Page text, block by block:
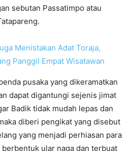
sebutan Passatimpo atau
Menistakan Adat Toraja,
Panggil Empat Wisatawan
pusaka yang dikeramatkan
dapat digantungi sejenis jimat
Badik tidak mudah lepas dan
diberi pengikat yang disebut
yang menjadi perhiasan para
berbentuk ular naga dan terbuat